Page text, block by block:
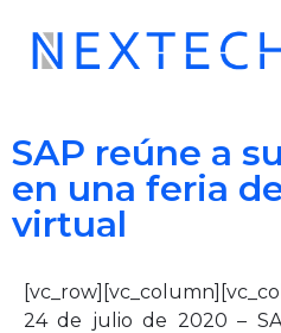
SAP reúne a
en una feria
virtual
24 de julio de 2020 –